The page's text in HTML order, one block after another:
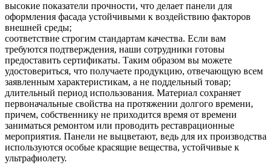
высокие показатели прочности, что делает панели для
оформления фасада устойчивыми к воздействию факторов
внешней среды;
соответствие строгим стандартам качества. Если вам
требуются подтверждения, наши сотрудники готовы
предоставить сертификаты. Таким образом вы можете
удостовериться, что получаете продукцию, отвечающую всем
заявленным характеристикам, а не поддельный товар;
длительный период использования. Материал сохраняет
первоначальные свойства на протяжении долгого времени,
причем, собственнику не приходится время от времени
заниматься ремонтом или проводить реставрационные
мероприятия. Панели не выцветают, ведь для их производства
используются особые красящие вещества, устойчивые к
ультрафиолету.